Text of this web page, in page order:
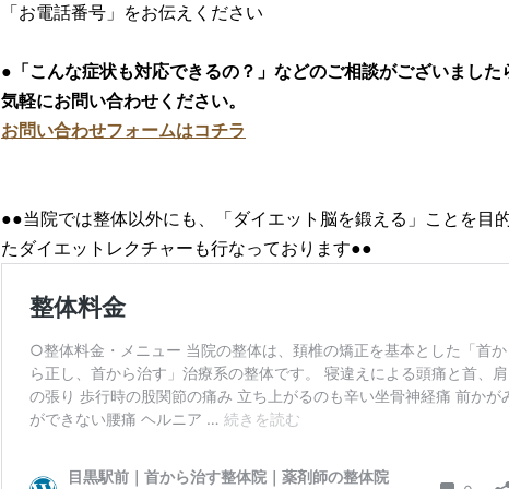
「お電話番号」をお伝えください
●「こんな症状も対応できるの？」などのご相談がございました
気軽にお問い合わせください。
お問い合わせフォームはコチラ
●●当院では整体以外にも、「ダイエット脳を鍛える」ことを目
たダイエットレクチャーも行なっております●●